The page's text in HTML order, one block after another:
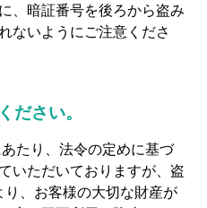
、暗証番号を後ろから盗み
ないようにご注意くださ
ださい。
たり、法令の定めに基づ
いただいておりますが、盗
、お客様の大切な財産が